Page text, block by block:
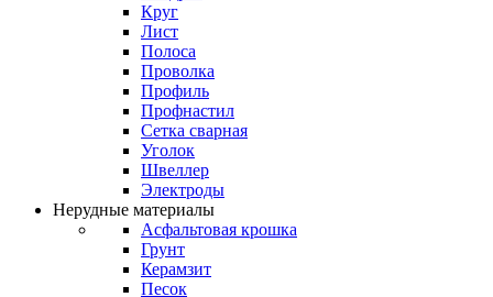
Круг
Лист
Полоса
Проволка
Профиль
Профнастил
Сетка сварная
Уголок
Швеллер
Электроды
Нерудные материалы
Асфальтовая крошка
Грунт
Керамзит
Песок